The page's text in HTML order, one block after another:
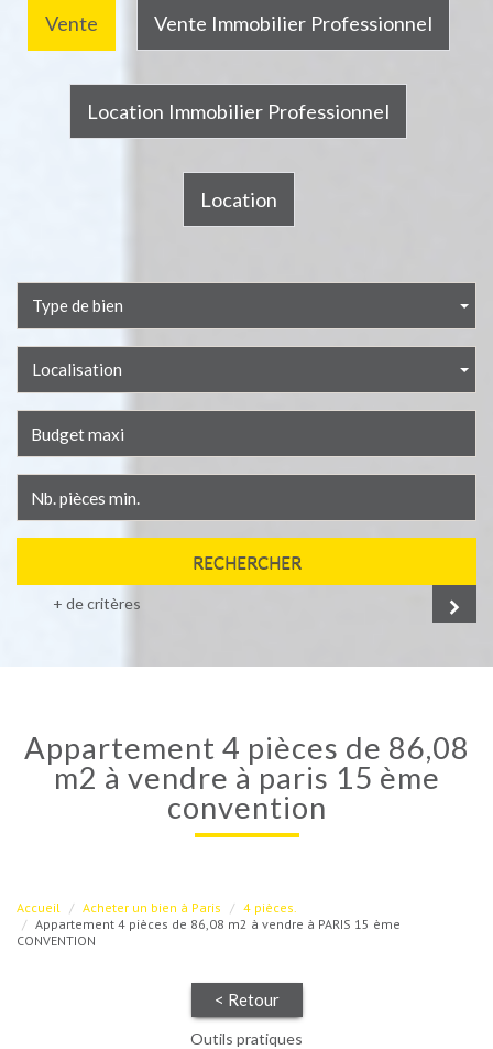
Vente Vente Immobilier Professionnel
Location Immobilier Professionnel
Location
Type de bien
Localisation
RECHERCHER
+ de critères
appartement 4 pièces de 86,08
m2 à vendre à paris 15 ème
convention
Accueil Acheter un bien à Paris
4 pièces.
Appartement 4 pièces de 86,08 m2 à vendre à PARIS 15 ème
CONVENTION
< Retour
Outils pratiques